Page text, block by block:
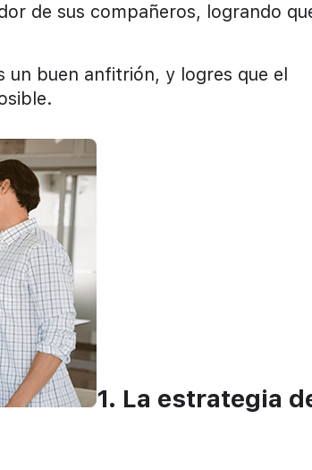
de sus compañeros, logrando
un buen anfitrión, y logres que el
1. La estrategia